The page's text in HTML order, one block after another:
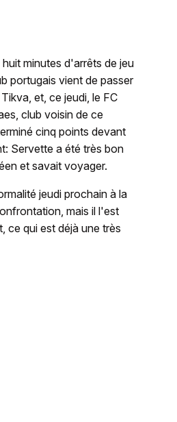
minutes d'arrêts de jeu
portugais vient de passer
et, ce jeudi, le FC
club voisin de ce
cinq points devant
Servette a été très bon
et savait voyager.
jeudi prochain à la
mais il l'est
ce qui est déjà une très